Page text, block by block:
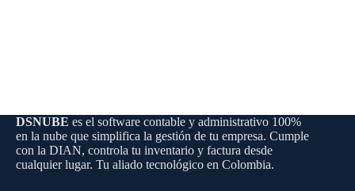
DSNUBE es el software contable y administrativo 100%
en la nube que simplifica la gestión de tu empresa. Cumple
con la DIAN, controla tu inventario y factura desde
cualquier lugar. Tu aliado tecnológico en Colombia.